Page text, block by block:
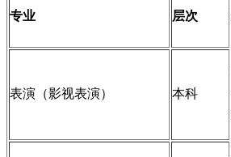
专业 层次
表演（影视表演） 本科